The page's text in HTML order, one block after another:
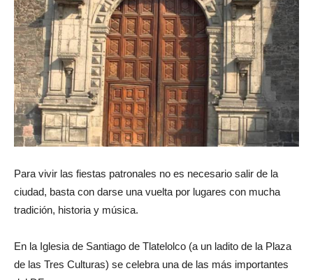
Para vivir las fiestas patronales no es necesario salir de la
ciudad, basta con darse una vuelta por lugares con mucha
tradición, historia y música.
En la Iglesia de Santiago de Tlatelolco (a un ladito de la Plaza
de las Tres Culturas) se celebra una de las más importantes